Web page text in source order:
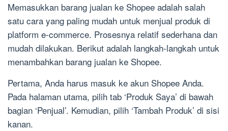
Memasukkan barang jualan ke Shopee adalah salah
satu cara yang paling mudah untuk menjual produk di
platform e-commerce. Prosesnya relatif sederhana dan
mudah dilakukan. Berikut adalah langkah-langkah untuk
menambahkan barang jualan ke Shopee.
Pertama, Anda harus masuk ke akun Shopee Anda.
Pada halaman utama, pilih tab ‘Produk Saya’ di bawah
bagian ‘Penjual’. Kemudian, pilih ‘Tambah Produk’ di sisi
kanan.